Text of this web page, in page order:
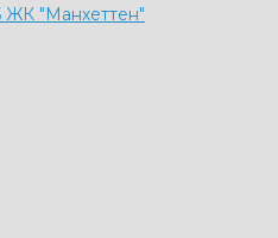
ЖК "Манхеттен"